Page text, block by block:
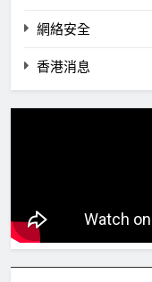
網絡安全
香港消息